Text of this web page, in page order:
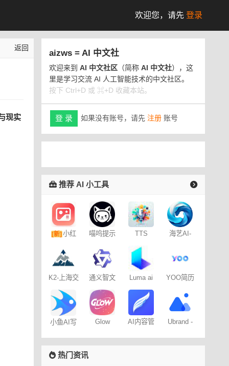
欢迎您， 请先 登录
返回
现实
aizws = AI 中文社
欢迎来到 AI 中文社区 （简称 AI 中文社），这
里是学习交流 AI 人工智能技术的中文社区。
按下 Ctrl+D 或 ⌘+D 收藏本站。
登 录 如果没有账号，请先 注册 账号
推荐 AI 小工具
[新] 小红
记
喵呜提示
TTS
海艺AI-
K2-上海交
通义智文 Luma ai YOO简历
小鱼AI写
Glow
AI内容管
Ubrand -
热门资讯